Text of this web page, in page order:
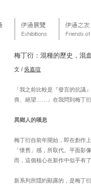
梅丁衍：混種的歷史，混
文 /吳嘉瑄
「我之前比較是『發言的抗議
喪、絕望……」在我問到梅丁
異鄉人的嘆息
梅丁衍自前年開始，即在創作
「懷舊」感，所取代。平面
而，這個核心在新作中似乎有
新系列所隱約顯露的，是梅丁